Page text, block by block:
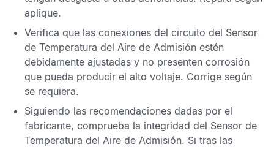
aplique.
Verifica que las conexiones del circuito del Sensor
de Temperatura del Aire de Admisión estén
debidamente ajustadas y no presenten corrosión
que pueda producir el alto voltaje. Corrige según
se requiera.
Siguiendo las recomendaciones dadas por el
fabricante, comprueba la integridad del Sensor de
Temperatura del Aire de Admisión. Si tras las